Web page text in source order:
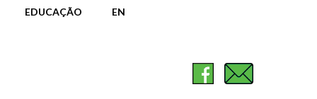
EDUCAÇÃO
EN